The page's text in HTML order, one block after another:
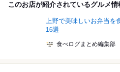
このお店が紹介されているグルメ情
上野で美味しいお弁当を
16選
食べログまとめ編集部